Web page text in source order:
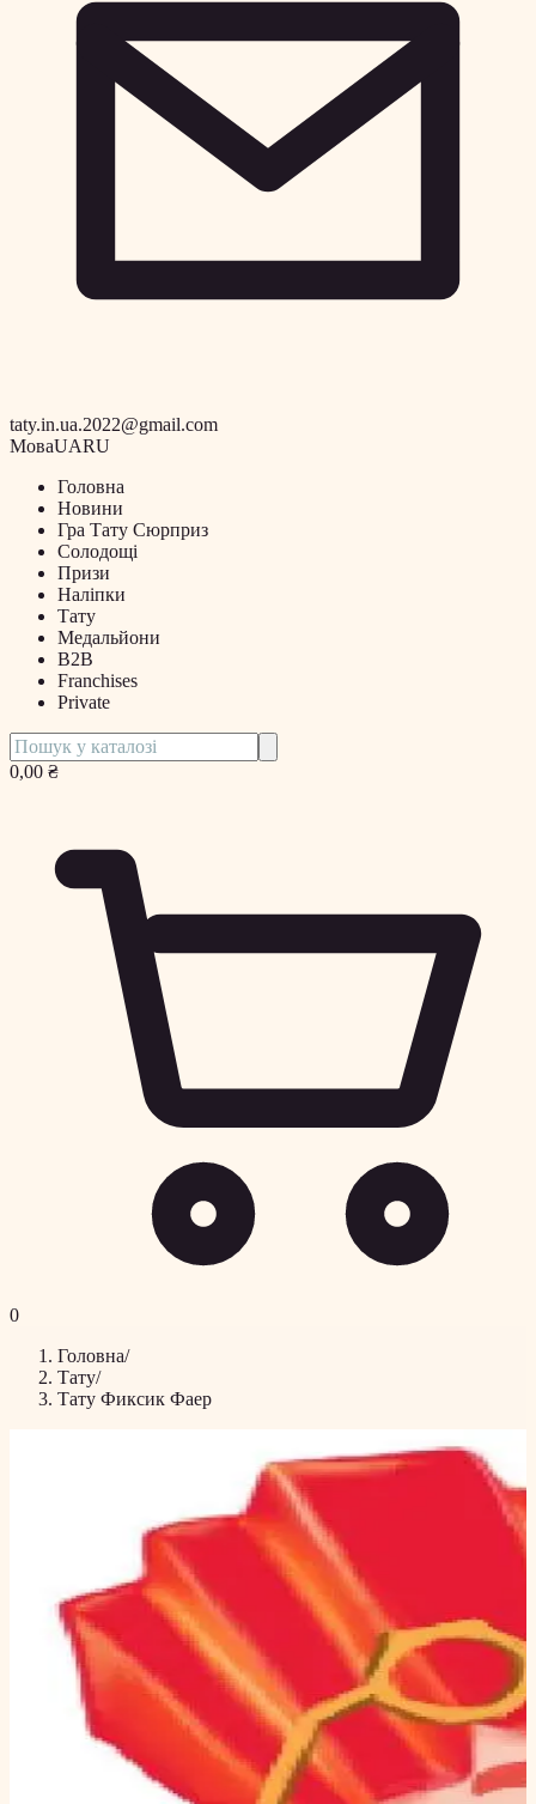
taty.in.ua.2022@gmail.com
МоваUARU
Головна
Новини
Гра Тату Сюрприз
Солодощі
Призи
Наліпки
Тату
Медальйони
B2B
Franchises
Private
0,00 ₴
0
Головна/
Тату/
Тату Фиксик Фаер